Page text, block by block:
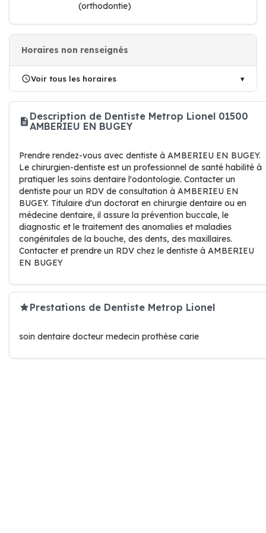
(orthodontie)
Horaires non renseignés
Voir tous les horaires
Description de Dentiste Metrop Lionel 01500
AMBERIEU EN BUGEY
Prendre rendez-vous avec dentiste à AMBERIEU EN BUGEY.
Le chirurgien-dentiste est un professionnel de santé habilité à
pratiquer les soins dentaire l'odontologie. Contacter un
dentiste pour un RDV de consultation à AMBERIEU EN
BUGEY. Titulaire d'un doctorat en chirurgie dentaire ou en
médecine dentaire, il assure la prévention buccale, le
diagnostic et le traitement des anomalies et maladies
congénitales de la bouche, des dents, des maxillaires.
Contacter et prendre un RDV chez le dentiste à AMBERIEU
EN BUGEY
Prestations de Dentiste Metrop Lionel
soin dentaire docteur medecin prothèse carie